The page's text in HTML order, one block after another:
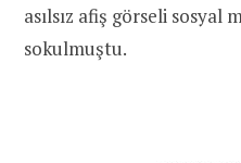
asılsız afiş görseli sosyal
sokulmuştu.